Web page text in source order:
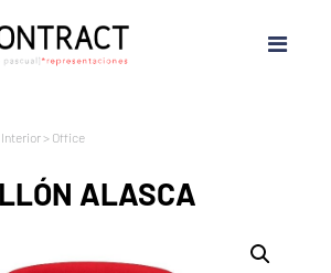
Interior> Office
ALASCA